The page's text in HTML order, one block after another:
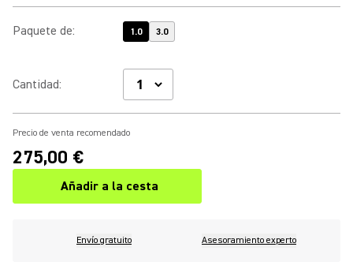
Paquete de: 1.0 3.0
Cantidad:
Precio de venta recomendado
275,00 €
Añadir a la cesta
Envío gratuito Asesoramiento experto